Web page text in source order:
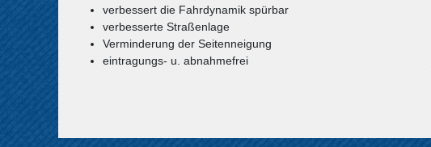
verbessert die Fahrdynamik spürbar
verbesserte Straßenlage
Verminderung der Seitenneigung
eintragungs- u. abnahmefrei